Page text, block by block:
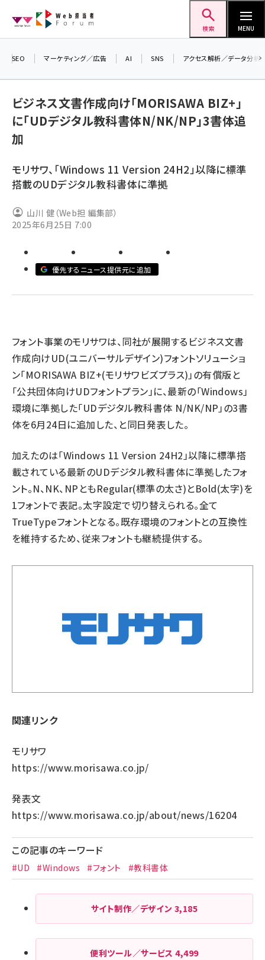
ン
検索 MENU
youtube (2444)
セミナー (2315)
meo (1281)
SEO マーケティング／広告 AI SNS アクセス解析／データ分析
ビジネス文書作成向け「MORISAWA BIZ+」
に「UDデジタル教科書体N/NK/NP」3書体追
加
モリサワ、「Windows 11 Version 24H2」以降に標準
搭載のUDデジタル教科書体に準拠
山川 健（Web担 編集部）
2025年6月25日 7:00
優先するニュース提供元に追加
フォント事業のモリサワは、同社が展開するビジネス文書
作成向けUD(ユニバーサルデザイン)フォントソリューショ
ン「MORISAWA BIZ+(モリサワビズプラス)」の有償版と
「公共団体向けUDフォントプラン」に、最新の「Windows」
環境に準拠した「UDデジタル教科書体 N/NK/NP」の3書
体を6月24日に追加した、と同日発表した。
加えたのは「Windows 11 Version 24H2」以降に標準搭
載されている最新のUDデジタル教科書体に準拠したフォ
ント。N、NK、NPともRegular(標準の太さ)とBold(太字)を
1フォントで表記。太字設定で切り替えられる。全て
TrueTypeフォントとなる。既存環境のフォントとの互換性
を維持するため、従来フォントも継続提供する。
関連リンク
モリサワ
https://www.morisawa.co.jp/
発表文
https://www.morisawa.co.jp/about/news/16204
この記事のキーワード
#UD #Windows #フォント #教科書体
サイト制作／デザイン 3,185
便利ツール／サービス4,499